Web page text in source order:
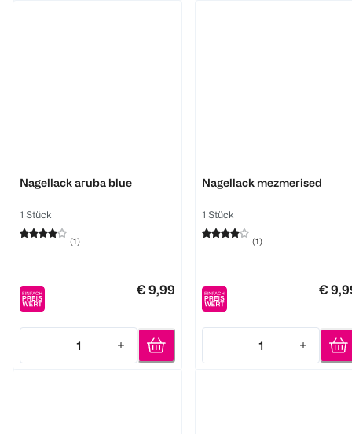
Nagellack aruba blue
1 Stück
(1)
€ 9,99
1
Quantity: 1
Nagellack mezmerised
1 Stück
(1)
€
1
Quantity: 1